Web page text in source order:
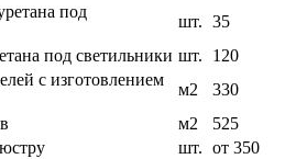
под
шт. 35
под светильники шт.
120
с изготовлением
м2
330
м2
525
шт. от 350